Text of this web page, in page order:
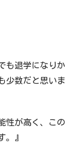
も退学になりか
少数だと思いま
性が高く、この
。』